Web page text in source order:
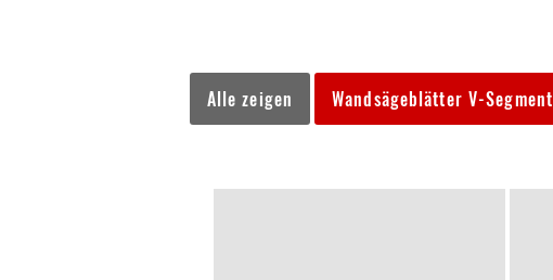
Alle zeigen Wandsägeblätter V-Segment